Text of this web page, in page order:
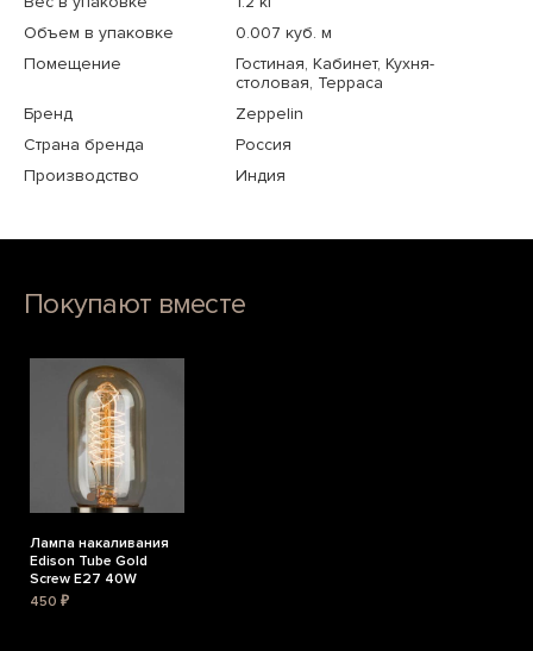
Объем в упаковке
0.007 куб. м
Помещение
Гостиная, Кабинет, Кухня-
столовая, Терраса
Бренд
Zeppelin
Страна бренда
Россия
Производство
Индия
Покупают вместе
Лампа накаливания
Edison Tube Gold
Screw E27 40W
450 ₽